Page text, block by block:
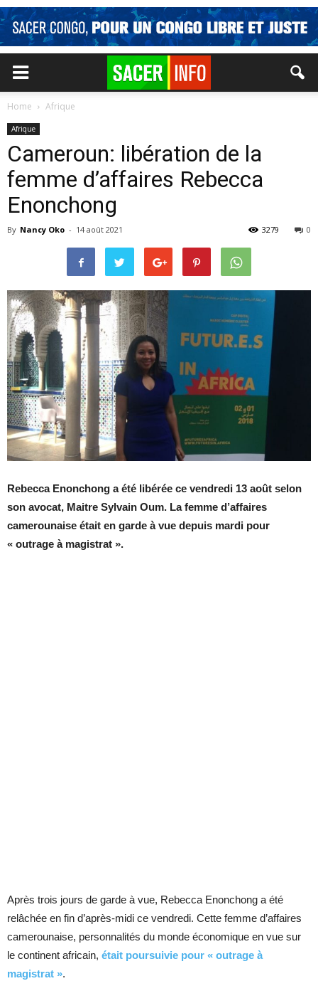
Home Afrique
Afrique
Cameroun: libération de la
femme d’affaires Rebecca
Enonchong
By Nancy Oko - 14 août 2021 0
3279
Rebecca Enonchong a été libérée ce vendredi 13 août selon
son avocat, Maitre Sylvain Oum. La femme d’affaires
camerounaise était en garde à vue depuis mardi pour
« outrage à magistrat ».
Après trois jours de garde à vue, Rebecca Enonchong a été
relâchée en fin d’après-midi ce vendredi. Cette femme d’affaires
camerounaise, personnalités du monde économique en vue sur
le continent africain, était poursuivie pour « outrage à
magistrat ».